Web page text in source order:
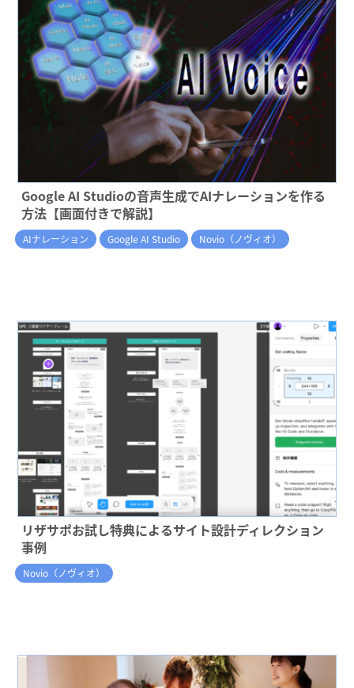
Google AI Studioの音声生成でAIナレーションを作る
方法【画面付きで解説】
AIナレーション Google AI Studio Novio（ノヴィオ）
リザサポお試し特典によるサイト設計ディレクション
事例
Novio（ノヴィオ）